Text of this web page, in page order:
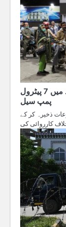
پیٹرول کی فراہمی سے انکار پر اسلام آباد میں 7 پیٹرول
پمپ سیل
ذخیرہ کر کے